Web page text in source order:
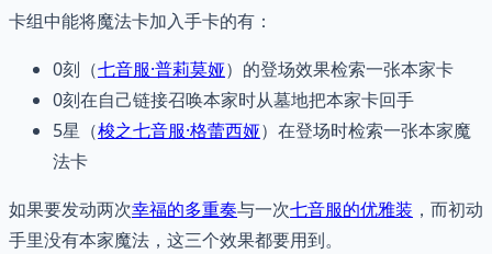
卡组中能将魔法卡加入手卡的有：
0刻（七音服·普莉莫娅）的登场效果检索一张本家卡
0刻在自己链接召唤本家时从墓地把本家卡回手
5星（梭之七音服·格蕾西娅）在登场时检索一张本家魔
法卡
如果要发动两次幸福的多重奏与一次七音服的优雅装 ，而初动
手里没有本家魔法，这三个效果都要用到。